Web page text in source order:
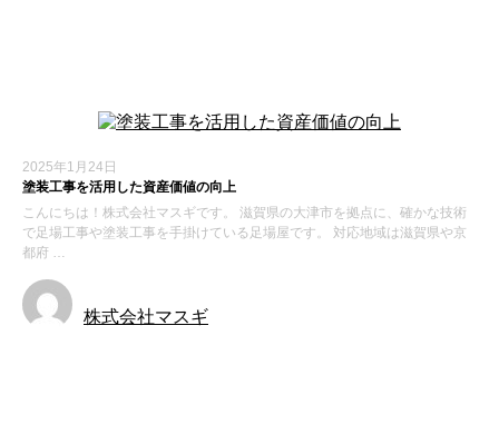
2025年1月24日
塗装工事を活用した資産価値の向上
こんにちは！株式会社マスギです。 滋賀県の大津市を拠点に、確かな技術
で足場工事や塗装工事を手掛けている足場屋です。 対応地域は滋賀県や京
都府 …
株式会社マスギ